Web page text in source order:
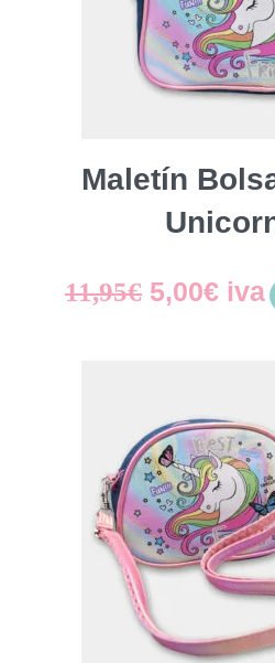
Maletín
11,95€ El
era:
11,95€.
5,00€El
es:
iva